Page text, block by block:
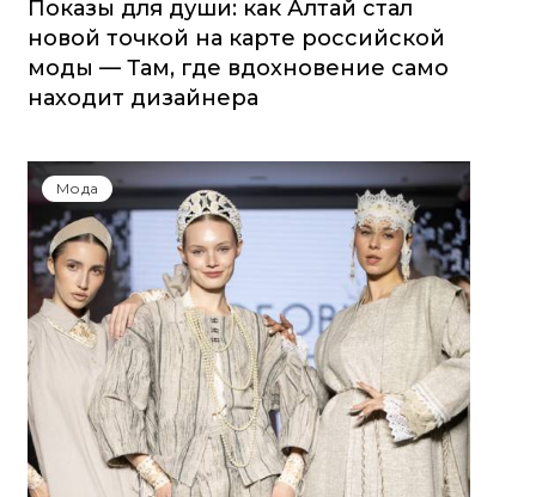
Показы для души: как Алтай стал
новой точкой на карте российской
моды — Там, где вдохновение само
находит дизайнера
Мода